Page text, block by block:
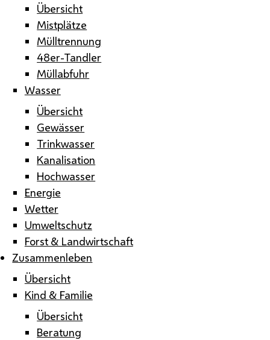
Übersicht
Mistplätze
Mülltrennung
48er-Tandler
Müllabfuhr
Wasser
Übersicht
Gewässer
Trinkwasser
Kanalisation
Hochwasser
Energie
Wetter
Umweltschutz
Forst & Landwirtschaft
Zusammenleben
Übersicht
Kind & Familie
Übersicht
Beratung